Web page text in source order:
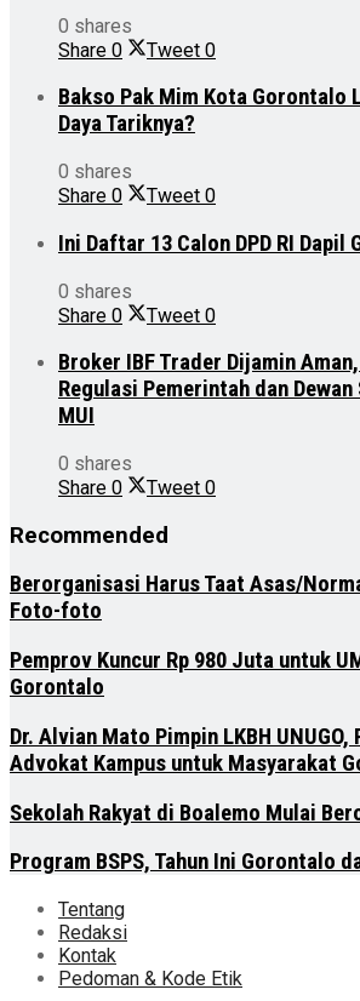
0 shares
Share 0 Tweet 0
Bakso Pak Mim Kota Gorontalo
Daya Tariknya?
0 shares
Share 0 Tweet 0
Ini Daftar 13 Calon DPD RI Dapil
0 shares
Share 0 Tweet 0
Broker IBF Trader Dijamin
Regulasi Pemerintah dan Dewan
MUI
0 shares
Share 0 Tweet 0
Recommended
Berorganisasi Harus Taat Asas/
Foto-foto
Pemprov Kuncur Rp 980 Juta untuk
Gorontalo
Dr. Alvian Mato Pimpin LKBH
Advokat Kampus untuk Masyarakat
Sekolah Rakyat di Boalemo Mulai
Program BSPS, Tahun Ini Gorontalo
Tentang
Redaksi
Kontak
Pedoman & Kode Etik